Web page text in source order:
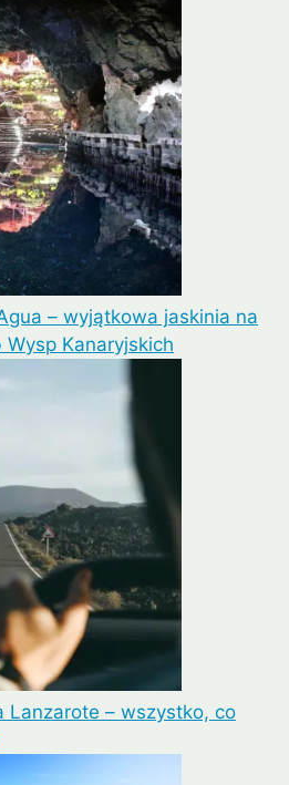
– wyjątkowa jaskinia na
Kanaryjskich
Lanzarote – wszystko, co